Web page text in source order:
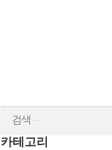
색:
카테고리